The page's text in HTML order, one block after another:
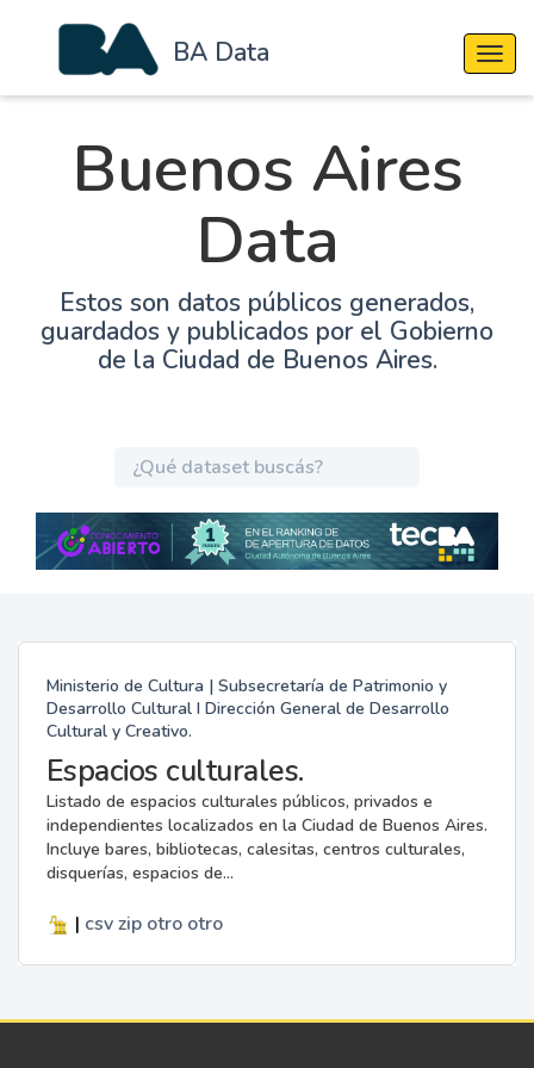
BA Data
Buenos Aires
Data
Estos son datos públicos generados,
guardados y publicados por el Gobierno
de la Ciudad de Buenos Aires.
Ministerio de Cultura | Subsecretaría de Patrimonio y
Desarrollo Cultural I Dirección General de Desarrollo
Cultural y Creativo.
Espacios culturales.
Listado de espacios culturales públicos, privados e
independientes localizados en la Ciudad de Buenos Aires.
Incluye bares, bibliotecas, calesitas, centros culturales,
disquerías, espacios de...
| csv zip otro otro